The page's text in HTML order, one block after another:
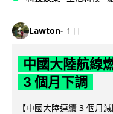
Lawton 1 日
中國大陸航線
3 個月下調
【中國大陸連續 3 個月